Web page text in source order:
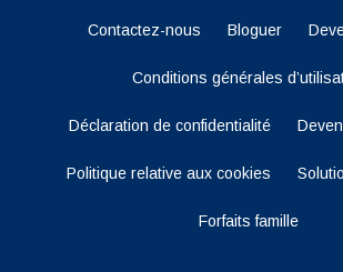
Contactez-nous Bloguer
Conditions générales
Déclaration de confidentialité
Politique relative aux cookies
Forfaits famille